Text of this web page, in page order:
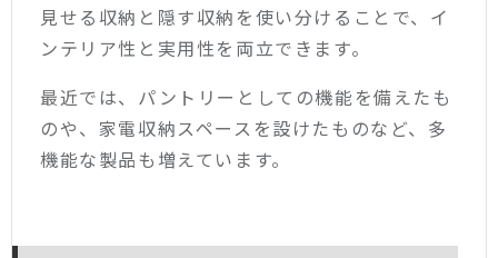
見せる収納と隠す収納を使い分けることで、イ
ンテリア性と実用性を両立できます。
最近では、パントリーとしての機能を備えたも
のや、家電収納スペースを設けたものなど、多
機能な製品も増えています。